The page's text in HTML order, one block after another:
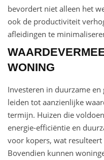
bevordert niet alleen het
ook de productiviteit
afleidingen te
WONING
Investeren in duurzame
leiden tot aanzienlijke
termijn. Huizen die
energie-efficiëntie en
voor kopers, wat
Bovendien kunnen